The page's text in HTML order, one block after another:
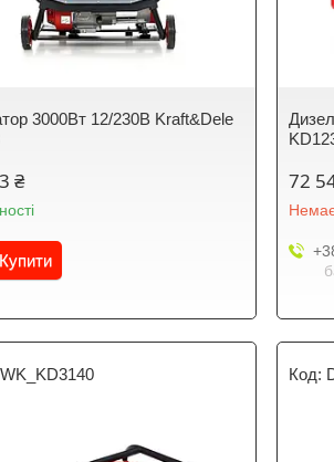
3000Вт 12/230В Kraft&Dele
₴
Купити
72